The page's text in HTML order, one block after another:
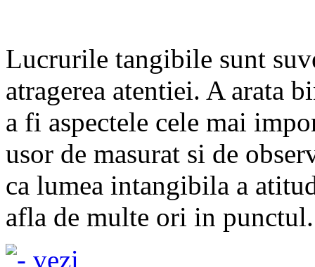
Lucrurile tangibile sunt
atragerea atentiei. A arata
a fi aspectele cele mai
usor de masurat si de
ca lumea intangibila a
afla de multe ori in